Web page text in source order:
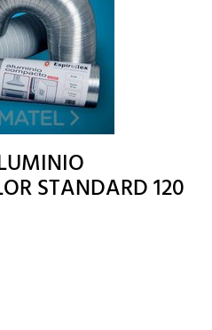
STANDARD 120